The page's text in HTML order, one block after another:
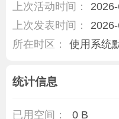
上次活动时间：
上次发表时间：
所在时区：
使用系统
统计信息
已用空间：
0 B